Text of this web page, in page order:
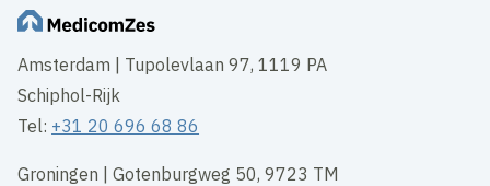
Amsterdam | Tupolevlaan 97, 1119 PA
Schiphol-Rijk
Tel: +31 20 696 68 86
Groningen | Gotenburgweg 50, 9723 TM